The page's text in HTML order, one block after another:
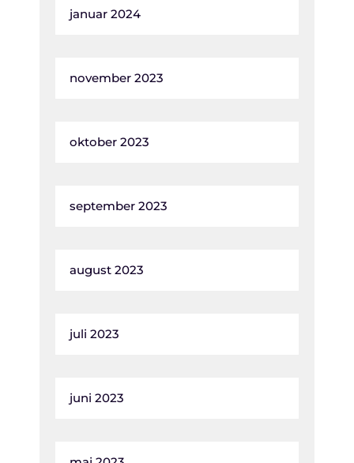
januar 2024
november 2023
oktober 2023
september 2023
august 2023
juli 2023
juni 2023